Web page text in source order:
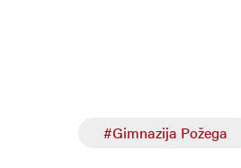
#Gimnazija Požega